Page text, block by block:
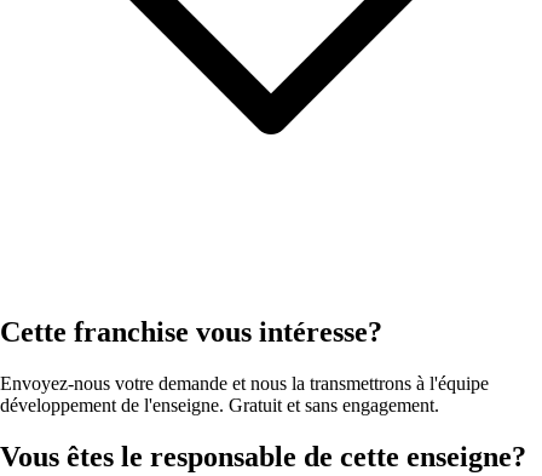
Cette franchise vous intéresse?
Envoyez-nous votre demande et nous la transmettrons à l'équipe
développement de l'enseigne. Gratuit et sans engagement.
Vous êtes le responsable de cette enseigne?